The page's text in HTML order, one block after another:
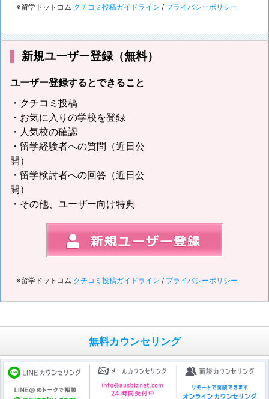
※留学ドットコム クチコミ投稿ガイドライン / プライバシーポリシー
新規ユーザー登録（無料）
ユーザー登録するとできること
・クチコミ投稿
・お気に入りの学校を登録
・人気校の確認
・留学経験者への質問（近日公
開）
・留学検討者への回答（近日公
開）
・その他、ユーザー向け特典
※留学ドットコム クチコミ投稿ガイドライン / プライバシーポリシー
無料カウンセリング